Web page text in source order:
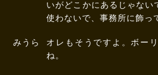
いがどこかにあるじゃない
使わないで、事務所に飾っ
みうら
オレもそうですよ。ボー
ね。